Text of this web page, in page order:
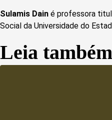
Sulamis Dain é professora
Social da Universidade do
Leia também